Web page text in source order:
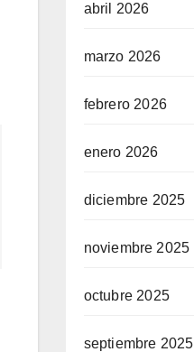
abril 2026
marzo 2026
febrero 2026
enero 2026
diciembre 2025
noviembre 2025
octubre 2025
septiembre 2025